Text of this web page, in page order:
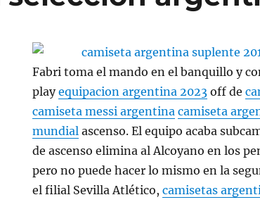
Fabri toma el mando en el banquillo y
playequipacion argentina 2023 off de
camiseta messi argentina camiseta
mundial ascenso. El equipo acaba
de ascenso elimina al Alcoyano en los
pero no puede hacer lo mismo en la
el filial Sevilla Atlético,camisetas